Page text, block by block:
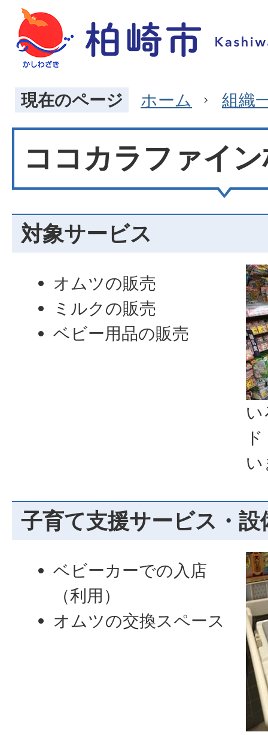
現在のページ ホーム 組織
ココカラファイ
対象サービス
い
オムツの販売
ミルクの販売
ベビー用品の販売
子育て支援サービス・設
ベビーカーでの入店
（利用）
オムツの交換スペース